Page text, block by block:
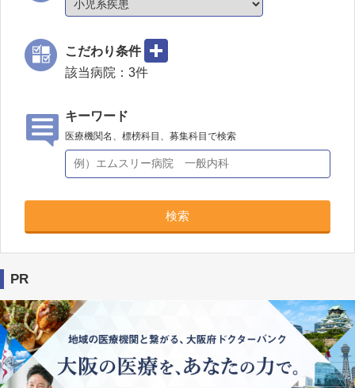
こだわり条件
該当病院： 3件
キーワード
医療機関名、標榜科目、募集科目で検索
検索
PR